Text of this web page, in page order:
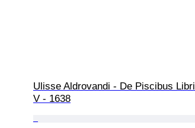
Ulisse Aldrovandi - De Piscibus Libri
V - 1638